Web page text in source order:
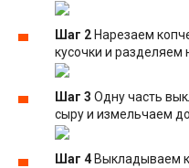
Шаг 2 Нарезаем
кусочки и разделяем
Шаг 3 Одну часть
сыру и измельчаем
Шаг 4 Выкладываем